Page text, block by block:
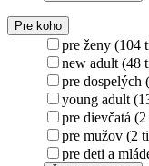
Pre koho
pre ženy (104
new adult (48
pre dospelých
young adult
pre dievčatá
pre mužov (2
pre deti a